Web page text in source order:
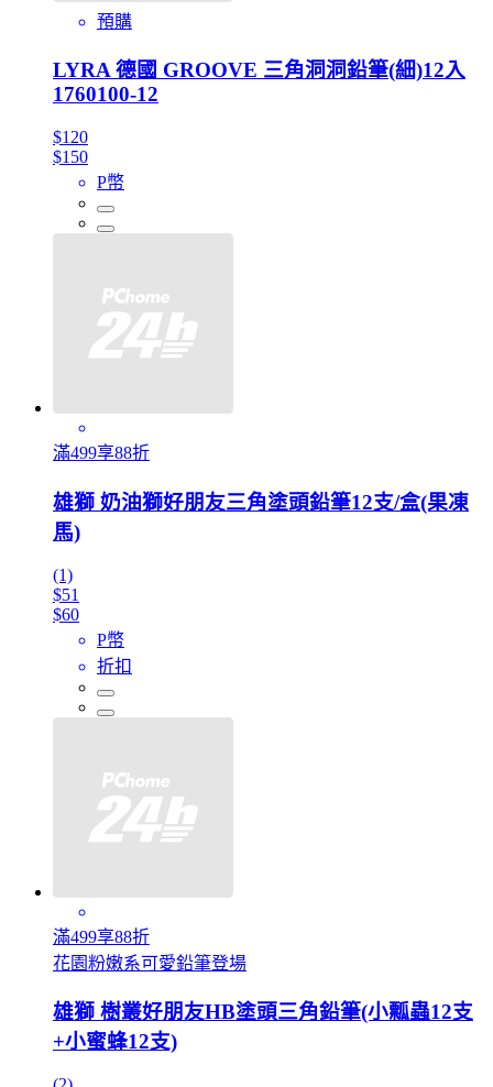
預購
LYRA 德國 GROOVE 三角洞洞鉛筆(細)12入
1760100-12
$120
$150
P幣
滿499享88折
雄獅 奶油獅好朋友三角塗頭鉛筆12支/盒(果凍
馬)
(1)
$51
$60
P幣
折扣
滿499享88折
花園粉嫩系可愛鉛筆登場
雄獅 樹叢好朋友HB塗頭三角鉛筆(小瓢蟲12支
+小蜜蜂12支)